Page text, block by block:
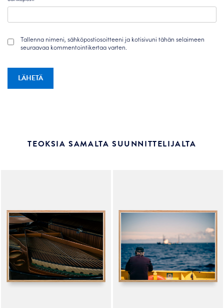
Tallenna nimeni, sähköpostiosoitteeni ja kotisivuni tähän selaimeen
seuraavaa kommentointikertaa varten.
TEOKSIA SAMALTA SUUNNITTELIJALTA